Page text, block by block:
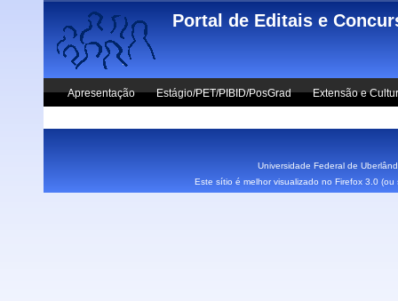
Skip to main content
Portal de Editais e
Apresentação Estágio/PET/PIBID/PosGrad Extensão e
Universidade Federal de
Este sítio é melhor visualizado no Firefox 3.0